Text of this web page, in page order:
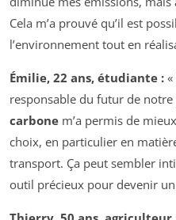
Cela m’a prouvé qu’il est
l’environnement tout en
Émilie, 22 ans, étudiante :
responsable du futur de notre
carbone m’a permis de
choix, en particulier en
transport. Ça peut sembler
outil précieux pour devenir